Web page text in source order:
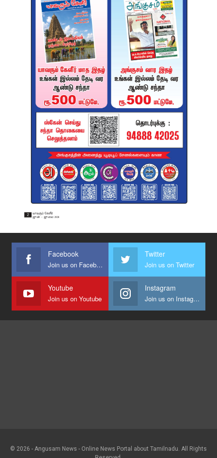
Facebook
Join us on Facebook
Twitter
Join us on Twitter
Youtube
Join us on Youtube
Instagram
Join us on Instagram
© 2026 - Angusam News - Online News Portal about Tamilnadu. All Rights